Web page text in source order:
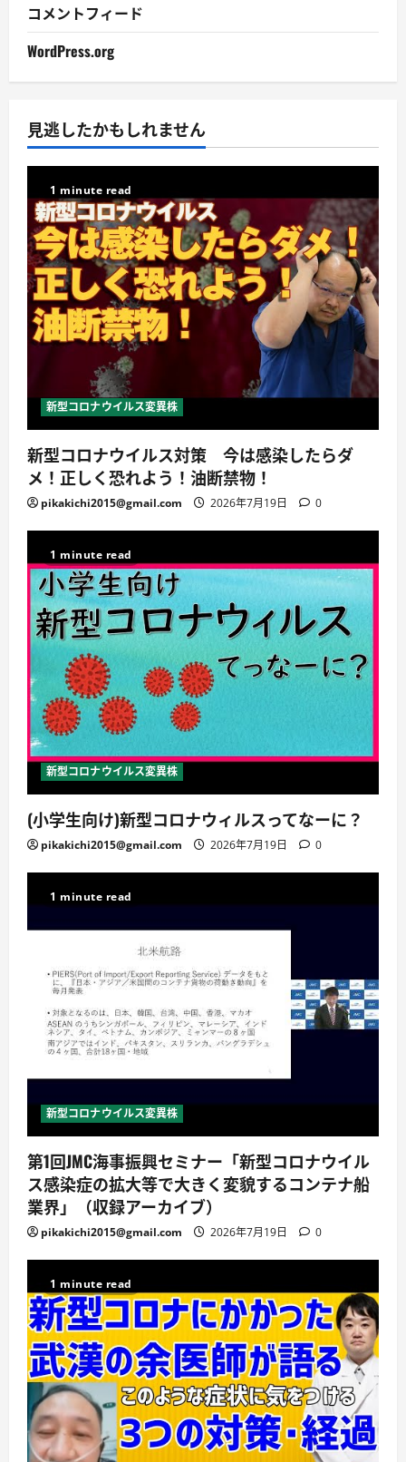
コメントフィード
WordPress.org
見逃したかもしれません
1 minute read
新型コロナウイルス変異株
新型コロナウイルス対策 今は感染したらダ
メ！正しく恐れよう！油断禁物！
pikakichi2015@gmail.com 2026年7月19日 0
1 minute read
新型コロナウイルス変異株
(小学生向け)新型コロナウィルスってなーに？
pikakichi2015@gmail.com 2026年7月19日 0
1 minute read
新型コロナウイルス変異株
第1回JMC海事振興セミナー「新型コロナウイル
ス感染症の拡大等で大きく変貌するコンテナ船
業界」（収録アーカイブ）
pikakichi2015@gmail.com 2026年7月19日 0
1 minute read